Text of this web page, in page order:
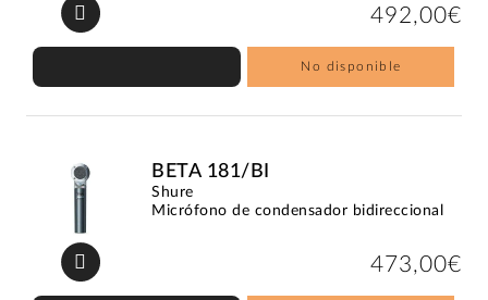
492,00€
No disponible
BETA 181/BI
Shure
Micrófono de condensador bidireccional
473,00€